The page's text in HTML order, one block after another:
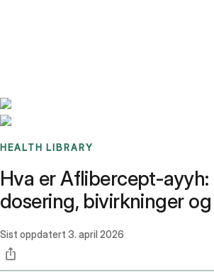
HEALTH LIBRARY
Hva er Aflibercept-ayyh:
dosering, bivirkninger
Sist oppdatert 3. april 2026